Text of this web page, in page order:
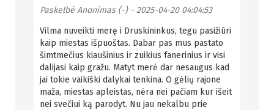
Paskelbė Anonimas (-)- 2025-04-20 04:04:53
Vilma nuveikti merę i Druskininkus, tegu pasižiūri
kaip miestas išpuoštas. Dabar pas mus pastato
šimtmečius kiaušinius ir zuikius fanerinius ir visi
dalijasi kaip gražu. Matyt merė dar nesaugus kad
jai tokie vaikiški dalykai tenkina. O gėlių rajone
maža, miestas apleistas, nėra nei pačiam kur išeit
nei svečiui ką parodyt. Nu jau nekalbu prie